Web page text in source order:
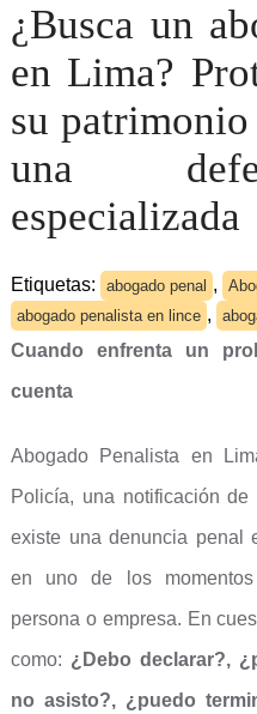
¿Busca un
en Lima?
su
una
especializada
Etiquetas: abogado penal ,
abogado penalista en lince ,
Cuando enfrenta un
cuenta
Abogado Penalista en
Policía, una notificación
existe una denuncia penal
en uno de los
persona o empresa. En
como: ¿Debo declarar?,
no asisto?, ¿puedo